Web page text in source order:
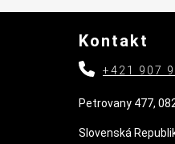
Kontakt
+421 907
Petrovany 477,
Slovenská